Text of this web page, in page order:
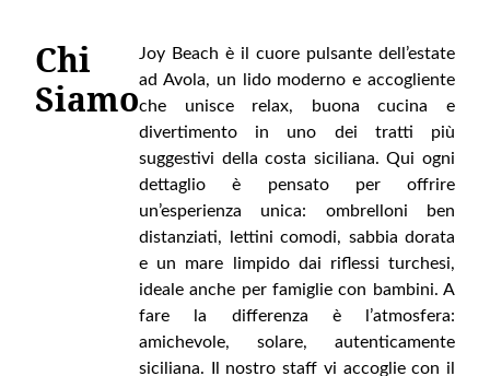
Chi
Siamo
Joy Beach è il cuore pulsante dell’estate
ad Avola, un lido moderno e accogliente
che unisce relax, buona cucina e
divertimento in uno dei tratti più
suggestivi della costa siciliana. Qui ogni
dettaglio è pensato per offrire
un’esperienza unica: ombrelloni ben
distanziati, lettini comodi, sabbia dorata
e un mare limpido dai riflessi turchesi,
ideale anche per famiglie con bambini. A
fare la differenza è l’atmosfera:
amichevole, solare, autenticamente
siciliana. Il nostro staff vi accoglie con il